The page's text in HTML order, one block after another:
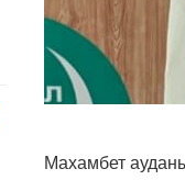
Махамбет